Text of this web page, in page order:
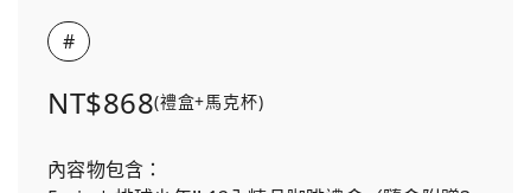
#
NT$868(禮盒+馬克杯)
內容物包含：